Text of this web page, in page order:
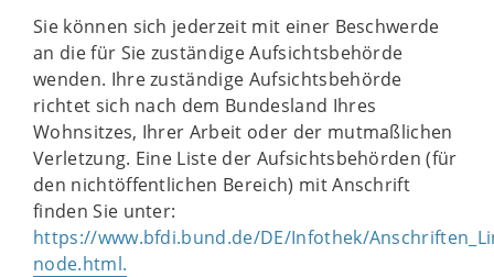
Sie können sich jederzeit mit einer Beschwerde
an die für Sie zuständige Aufsichtsbehörde
wenden. Ihre zuständige Aufsichtsbehörde
richtet sich nach dem Bundesland Ihres
Wohnsitzes, Ihrer Arbeit oder der mutmaßlichen
Verletzung. Eine Liste der Aufsichtsbehörden (für
den nichtöffentlichen Bereich) mit Anschrift
finden Sie unter:
https://www.bfdi.bund.de/DE/Infothek/
node.html.